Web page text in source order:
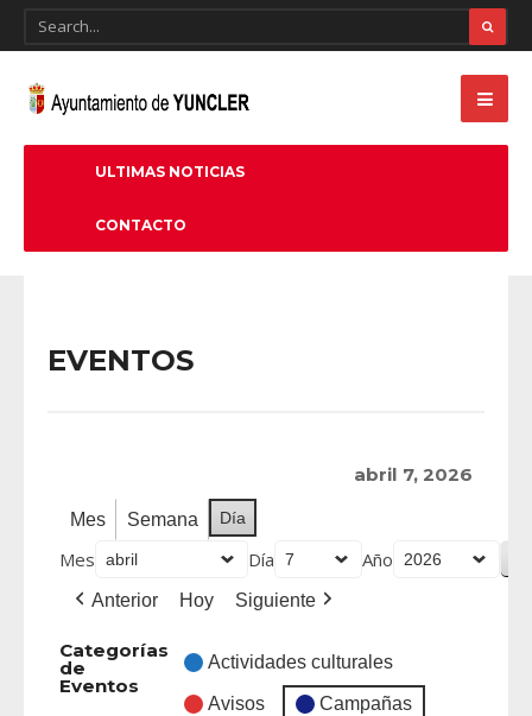
ULTIMAS NOTICIAS
CONTACTO
EVENTOS
abril 7, 2026
Mes Semana Día
Mes Día Año
Anterior Hoy Siguiente
Categorías
de
Eventos
Actividades culturales
Avisos Campañas